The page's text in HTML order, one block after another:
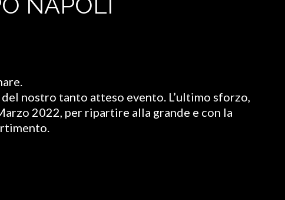
nostro tanto atteso evento. L’ultimo sforzo,
2022, per ripartire alla grande e con la